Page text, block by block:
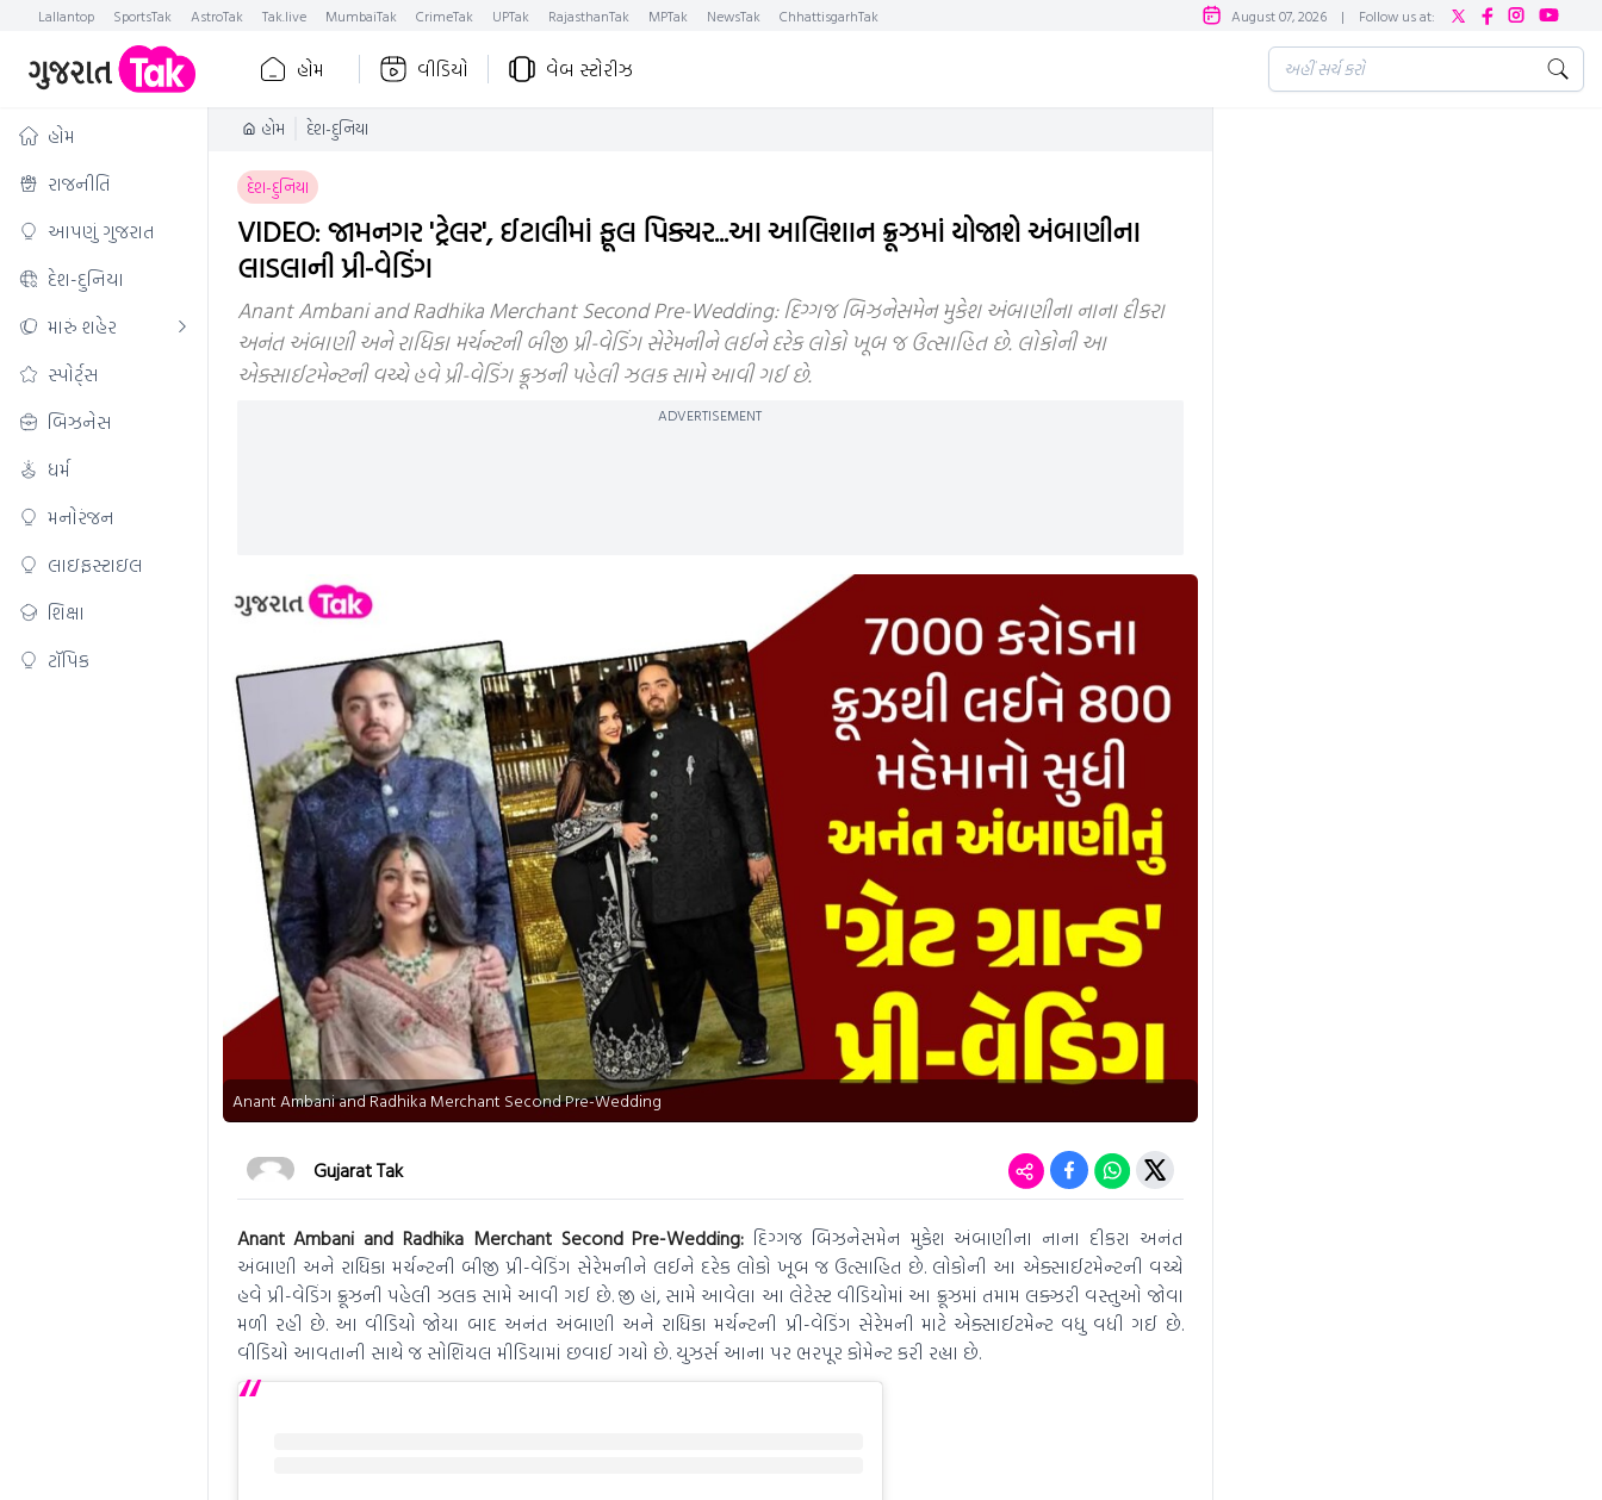
Lallantop SportsTak AstroTak Tak.live MumbaiTak CrimeTak UPTak RajasthanTak MPTak NewsTak ChhattisgarhTak August 07, 2026 | Follow us at:
હોમ વીડિયો વેબ સ્ટોરીઝ
હોમ
રાજનીતિ
આપણું ગુજરાત
દેશ-દુનિયા
મારું શહેર
સ્પોર્ટ્સ
બિઝનેસ
ધર્મ
મનોરંજન
લાઇફસ્ટાઇલ
શિક્ષા
ટૉપિક
હોમ દેશ-દુનિયા
દેશ-દુનિયા
VIDEO: જામનગર 'ટ્રેલર', ઈટાલીમાં ફૂલ પિક્ચર...આ આલિશાન ક્રૂઝમાં યોજાશે અંબાણીના
લાડલાની પ્રી-વેડિંગ
Anant Ambani and Radhika Merchant Second Pre-Wedding: દિગ્ગજ બિઝનેસમેન મુકેશ અંબાણીના નાના દીકરા
અનંત અંબાણી અને રાધિકા મર્ચન્ટની બીજી પ્રી-વેડિંગ સેરેમનીને લઈને દરેક લોકો ખૂબ જ ઉત્સાહિત છે. લોકોની આ
એક્સાઈટમેન્ટની વચ્ચે હવે પ્રી-વેડિંગ ક્રૂઝની પહેલી ઝલક સામે આવી ગઈ છે.
ADVERTISEMENT
Anant Ambani and Radhika Merchant Second Pre-Wedding
Gujarat Tak
Anant Ambani and Radhika Merchant Second Pre-Wedding: દિગ્ગજ બિઝનેસમેન મુકેશ અંબાણીના નાના દીકરા અનંત
અંબાણી અને રાધિકા મર્ચન્ટની બીજી પ્રી-વેડિંગ સેરેમનીને લઈને દરેક લોકો ખૂબ જ ઉત્સાહિત છે. લોકોની આ એક્સાઈટમેન્ટની વચ્ચે
હવે પ્રી-વેડિંગ ક્રૂઝની પહેલી ઝલક સામે આવી ગઈ છે. જી હાં, સામે આવેલા આ લેટેસ્ટ વીડિયોમાં આ ક્રૂઝમાં તમામ લક્ઝરી વસ્તુઓ જોવા
મળી રહી છે. આ વીડિયો જોયા બાદ અનંત અંબાણી અને રાધિકા મર્ચન્ટની પ્રી-વેડિંગ સેરેમની માટે એક્સાઈટમેન્ટ વધુ વધી ગઈ છે.
વીડિયો આવતાની સાથે જ સોશિયલ મીડિયામાં છવાઈ ગયો છે. યુઝર્સ આના પર ભરપૂર કોમેન્ટ કરી રહ્યા છે.